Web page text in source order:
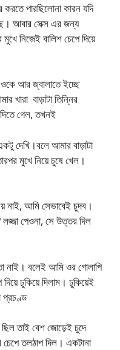
করতে পারছিলোনা কারন যদি
আবার সেক্স এর জন্য
নিজেই বালিশ চেপে দিয়ে
আর জ্বালাতে ইচ্ছে
খারা বাড়াটা তিন্নির
গেল, তখনই
দেখি।বলে আমার বাড়াটা
মুখে নিয়ে চুষে খেল।
নাই, আমি সেভাবেই চুদব।
পেওনা, সে উত্তর দিল
নাই। বলেই আমি ওর গোলাপি
ঢুকিয়ে দিলাম। ঢুকিয়েই
প্রচণ্ড
ছিল তাই বেশ জোড়েই চুদে
চেপে তলঠাপ দিল। একটানা